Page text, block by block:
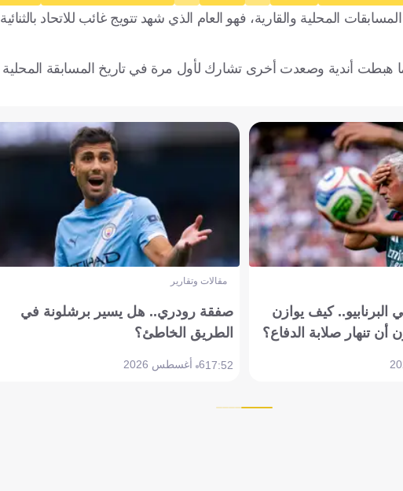
المسابقات المحلية والقارية، فهو العام الذي شهد تتويج غائب للاتحاد بالثنائية
هبطت أندية وصعدت أخرى تشارك لأول مرة في تاريخ المسابقة المحلية
البرنابيو.. كيف يوازن
أن تنهار صلابة الدفاع؟
مقالات وتقارير
صفقة رودري.. هل يسير برشلونة في
الطريق الخاطئ؟
17:526 أغسطس 2026